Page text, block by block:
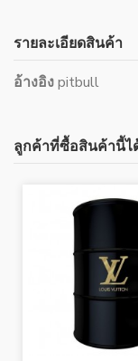
รายละเอียดสินค้า
อ้างอิงpitbull
ลูกค้าที่ซื้อสินค้านี้ไ